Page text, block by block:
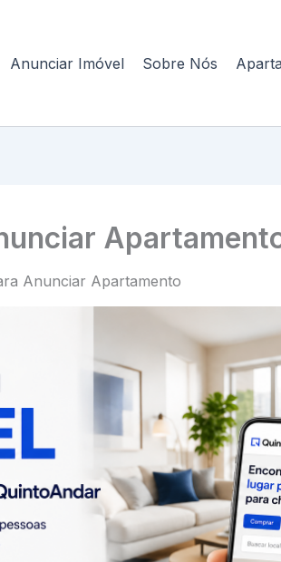
Anunciar Imóvel Sobre Nós
Anunciar Apartamento